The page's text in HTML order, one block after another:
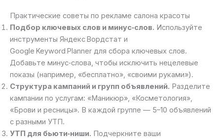
Практические советы по рекламе салона красоты
Подбор ключевых слов и минус‑слов. Используйте
инструменты Яндекс Вордстат и
Google Keyword Planner для сбора ключевых слов.
Добавьте минус‑слова, чтобы исключить нецелевые
показы (например, «бесплатно», «своими руками»).
Структура кампаний и групп объявлений. Разделите
кампании по услугам: «Маникюр», «Косметология»,
«Брови и ресницы». В каждой группе — 5–10 объявлений
с разными УТП.
УТП для бьюти‑ниши. Подчеркните ваши